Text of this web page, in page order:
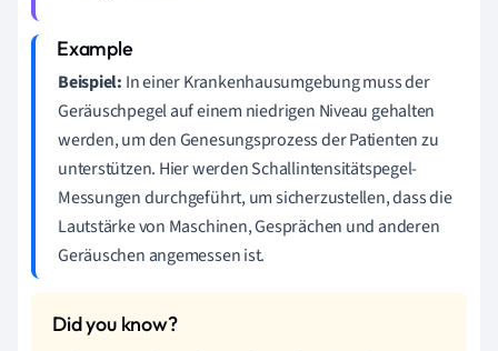
Beispiel: In einer Krankenhausumgebung muss der
Geräuschpegel auf einem niedrigen Niveau gehalten
werden, um den Genesungsprozess der Patienten zu
unterstützen. Hier werden Schallintensitätspegel-
Messungen durchgeführt, um sicherzustellen, dass die
Lautstärke von Maschinen, Gesprächen und anderen
Geräuschen angemessen ist.